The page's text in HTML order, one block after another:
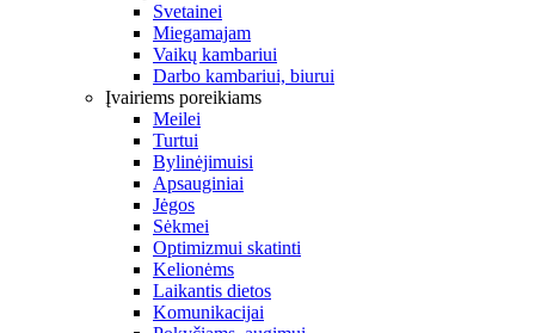
Svetainei
Miegamajam
Vaikų kambariui
Darbo kambariui, biurui
Įvairiems poreikiams
Meilei
Turtui
Bylinėjimuisi
Apsauginiai
Jėgos
Sėkmei
Optimizmui skatinti
Kelionėms
Laikantis dietos
Komunikacijai